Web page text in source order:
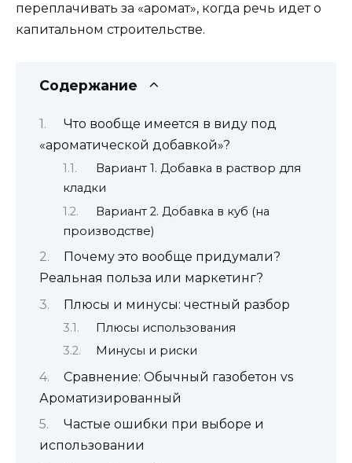
переплачивать за «аромат», когда речь идет о
капитальном строительстве.
Содержание
Что вообще имеется в виду под
«ароматической добавкой»?
Вариант 1. Добавка в раствор для
кладки
Вариант 2. Добавка в куб (на
производстве)
Почему это вообще придумали?
Реальная польза или маркетинг?
Плюсы и минусы: честный разбор
Плюсы использования
Минусы и риски
Сравнение: Обычный газобетон vs
Ароматизированный
Частые ошибки при выборе и
использовании